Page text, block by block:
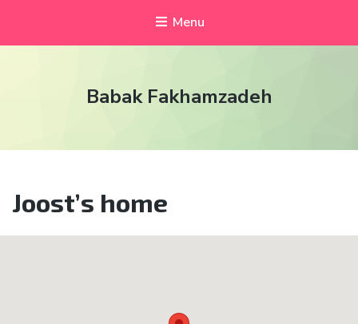
Menu
Babak Fakhamzadeh
Joost’s home